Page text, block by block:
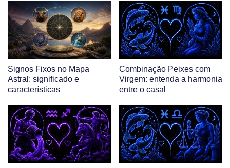
Signos Fixos no Mapa
Astral: significado e
características
Combinação Peixes com
Virgem: entenda a harmonia
entre o casal